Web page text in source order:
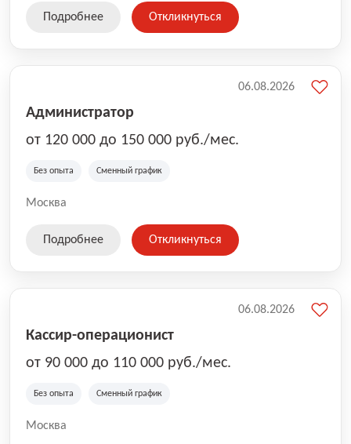
Подробнее Откликнуться
Администратор
от 120 000 до 150 000 руб./мес.
Без опыта Сменный график
Москва
06.08.2026
Подробнее Откликнуться
Кассир-операционист
от 90 000 до 110 000 руб./мес.
Без опыта Сменный график
Москва
06.08.2026